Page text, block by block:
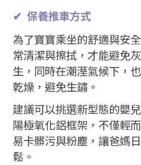
✔ 保養推車方式
為了寶寶乘坐的舒適與安
常清潔與擦拭，才能避免
生，同時在潮溼氣候下，
乾燥，避免生鏽。
建議可以挑選新型態的嬰
陽極氧化鋁框架，不僅輕
易卡髒污與粉塵，讓爸媽
鬆。